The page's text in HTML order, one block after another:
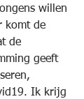
willen
komt de
de
geeft
Ik krijg